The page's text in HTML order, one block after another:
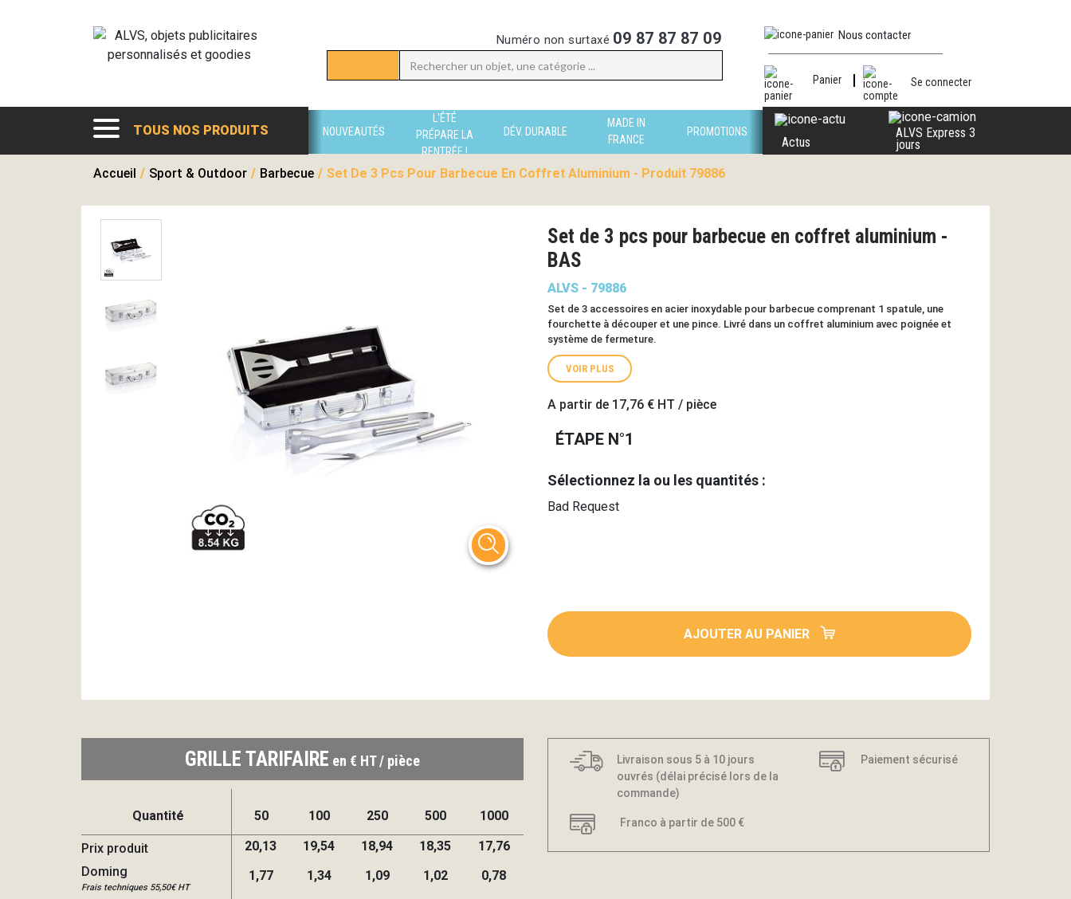
Numéro non surtaxé 09 87 87 87 09 Nous contacter
Panier Se connecter
TOUS NOS PRODUITS NOUVEAUTÉS
L'ÉTÉ
PRÉPARE LA
RENTRÉE !
DÉV. DURABLE
MADE IN
FRANCE
PROMOTIONS
Actus
ALVS Express 3
jours
Accueil / Sport & Outdoor / Barbecue / Set De 3 Pcs Pour Barbecue En Coffret Aluminium - Produit 79886
Set de 3 pcs pour barbecue en coffret aluminium -
BAS
ALVS - 79886
Set de 3 accessoires en acier inoxydable pour barbecue comprenant 1 spatule, une
fourchette à découper et une pince. Livré dans un coffret aluminium avec poignée et
système de fermeture.
VOIR PLUS
A partir de 17,76 € HT / pièce
ÉTAPE N°1
Sélectionnez la ou les quantités :
Bad Request
AJOUTER AU PANIER
GRILLE TARIFAIRE en € HT / pièce
Quantité 50 100 250 500 1000
Prix produit 20,13 19,54 18,94 18,35
17,76
Doming
Frais techniques 55,50€ HT
1,77 1,34 1,09 1,02 0,78
Livraison sous 5 à 10 jours
ouvrés (délai précisé lors de la
commande)
Paiement sécurisé
Franco à partir de 500 €